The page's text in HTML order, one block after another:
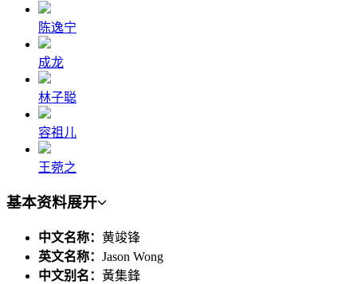
陈逸宁
成龙
林子聪
容祖儿
王菀之
基本资料展开
中文名称： 黄竣锋
英文名称： Jason Wong
中文别名： 黃集鋒